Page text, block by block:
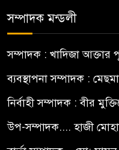
সম্পাদক মন্ডলী
সম্পাদক : খাদিজা আক্তার
ব্যবস্থাপনা সম্পাদক :
নির্বাহী সম্পাদক : বীর
উপ-সম্পাদক.... হাজী